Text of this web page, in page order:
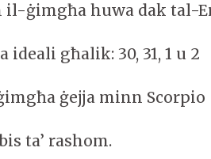
ġimgħa huwa dak tal-
għalik: 30, 31, 1 u 2
ġejja minn Scorpio
ta’ rashom.